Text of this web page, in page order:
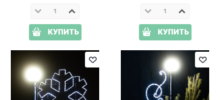
КУПИТЬ КУПИТЬ